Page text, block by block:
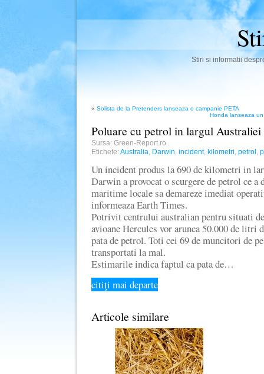
Stiri si informatii
« Solista de la Pretenders lanseaza o campanie PETA
Honda lanseaza
Poluare cu petrol in largul Australiei
Sursa: Green-Report.ro
Etichete:Australia Darwin incident, kilometri petrol
Un incident produs la 690 de kilometri in
Darwin a provocat o scurgere de petrol ce
maritime locale sa demareze imediat
informeaza Earth Times.
Potrivit centrului australian pentru situati
avioane Hercules vor arunca 50.000 de litri
pata de petrol. Toti cei 69 de muncitori de
transportati la mal.
Estimarile indica faptul ca pata de…
citiţi mai departe
Articole similare